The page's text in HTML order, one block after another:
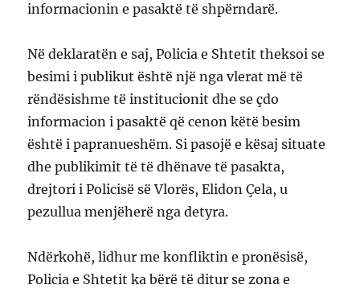
informacionin e pasaktë të shpërndarë.
Në deklaratën e saj, Policia e Shtetit theksoi se
besimi i publikut është një nga vlerat më të
rëndësishme të institucionit dhe se çdo
informacion i pasaktë që cenon këtë besim
është i papranueshëm. Si pasojë e kësaj situate
dhe publikimit të të dhënave të pasakta,
drejtori i Policisë së Vlorës, Elidon Çela, u
pezullua menjëherë nga detyra.
Ndërkohë, lidhur me konfliktin e pronësisë,
Policia e Shtetit ka bërë të ditur se zona e